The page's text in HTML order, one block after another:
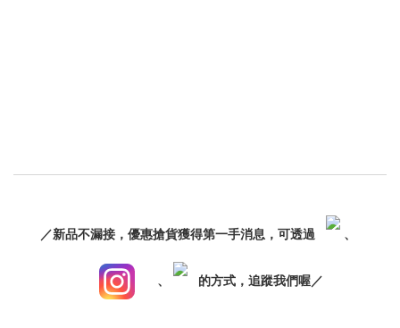
／新品不漏接，優惠搶貨獲得第一手消息，可透過 、
、 的方式，追蹤我們喔／